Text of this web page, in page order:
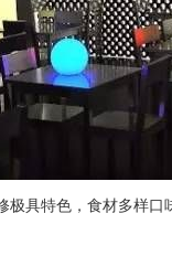
具特色，食材多样口